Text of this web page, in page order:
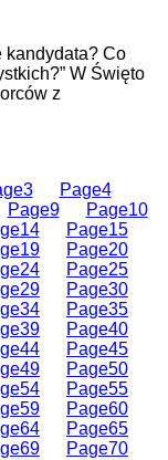
kandydata? Co
W Święto
z
3 Page4
Page9 Page10
14 Page15
19 Page20
24 Page25
29 Page30
34 Page35
39 Page40
44 Page45
49 Page50
54 Page55
59 Page60
64 Page65
69 Page70